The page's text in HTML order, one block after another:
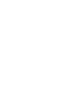
教育）
タリー）
におけるお客様
客様が安心して
いいただくため
規約